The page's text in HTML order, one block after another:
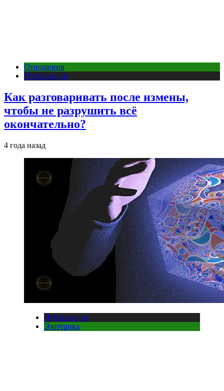
Отношения
Публикации
Как разговаривать после измены,
чтобы не разрушить всё
окончательно?
4 года назад
Публикации
Эзотерика